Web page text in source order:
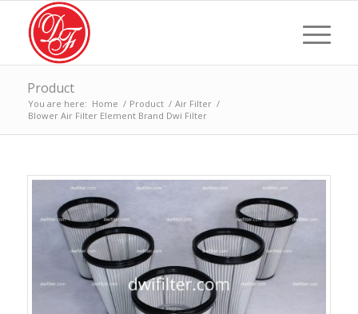
Product
You are here: Home / Product / Air Filter /
Blower Air Filter Element Brand Dwi Filter